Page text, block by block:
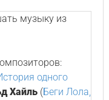
музыку из
одного
Хайль(Беги Лола,